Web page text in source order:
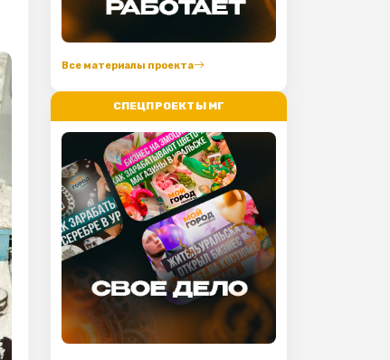
Все материалы проекта
СПЕЦПРОЕКТЫ МГ